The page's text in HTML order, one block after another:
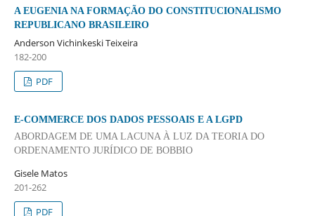
A EUGENIA NA FORMAÇÃO DO CONSTITUCIONALISMO
REPUBLICANO BRASILEIRO
Anderson Vichinkeski Teixeira
182-200
PDF
E-COMMERCE DOS DADOS PESSOAIS E A LGPD
ABORDAGEM DE UMA LACUNA À LUZ DA TEORIA DO
ORDENAMENTO JURÍDICO DE BOBBIO
Gisele Matos
201-262
PDF